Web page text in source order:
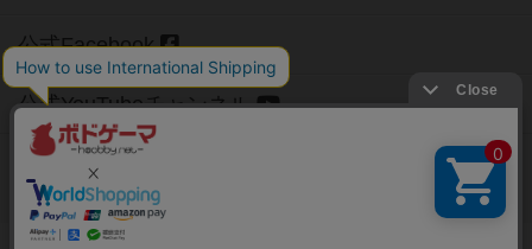
公式Facebook
公式YouTubeチャンネル